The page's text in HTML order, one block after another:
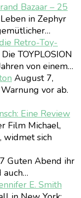
Bazaar – 25
in Zephyr
Retro-Toy-
Die TOYPLOSION
von einem…
August 7,
vor ab.
Eine Review
Film Michael,
widmet sich
Guten Abend ihr
auch…
E. Smith